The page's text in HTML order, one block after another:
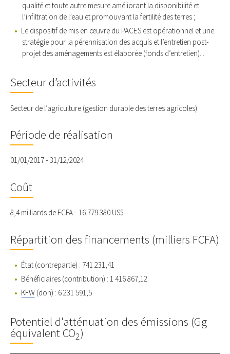
qualité et toute autre mesure améliorant la disponibilité et
l’infiltration de l’eau et promouvant la fertilité des terres ;
Le dispositif de mis en œuvre du PACES est opérationnel et une
stratégie pour la pérennisation des acquis et l’entretien post-
projet des aménagements est élaborée (fonds d’entretien). .
Secteur d’activités
Secteur de l’agriculture (gestion durable des terres agricoles)
Période de réalisation
01/01/2017 - 31/12/2024
Coût
8,4 milliards de FCFA - 16 779 380 US$
Répartition des financements (milliers FCFA)
État (contrepartie) : 741 231,41
Bénéficiaires (contribution) : 1 416 867,12
KFW(don) : 6 231 591,5
Potentiel d'atténuation des émissions (Gg
équivalent CO2)